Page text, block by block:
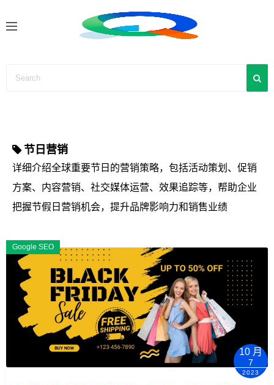
节日营销
详细介绍全球重要节日的营销策略，包括活动策划、促销
方案、内容营销、社交媒体运营、效果追踪等，帮助企业
把握节假日营销机会，提升品牌影响力和销售业绩
Google SEO
10 月
7
2023